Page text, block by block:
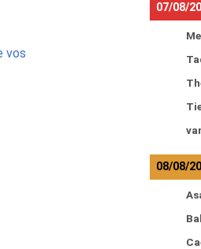
vos
07/08/
08/08/